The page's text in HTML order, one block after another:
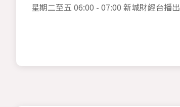
星期二至五 06:00 - 07:00 新城財經台播出